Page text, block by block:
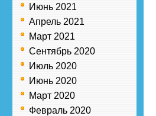
Июнь 2021
Апрель 2021
Март 2021
Сентябрь 2020
Июль 2020
Июнь 2020
Март 2020
Февраль 2020